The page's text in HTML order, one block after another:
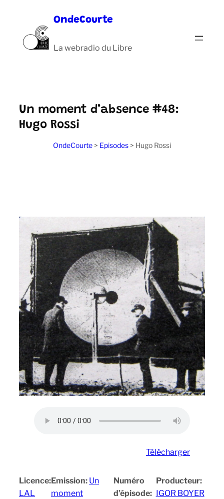
contenu
OndeCourte
La webradio du Libre
Un moment d’absence #48:
Hugo Rossi
OndeCourte > Episodes > Hugo Rossi
Télécharger
Licence:
LAL
Emission: Un
moment
Numéro
d’épisode:
Producteur:
IGOR BOYER